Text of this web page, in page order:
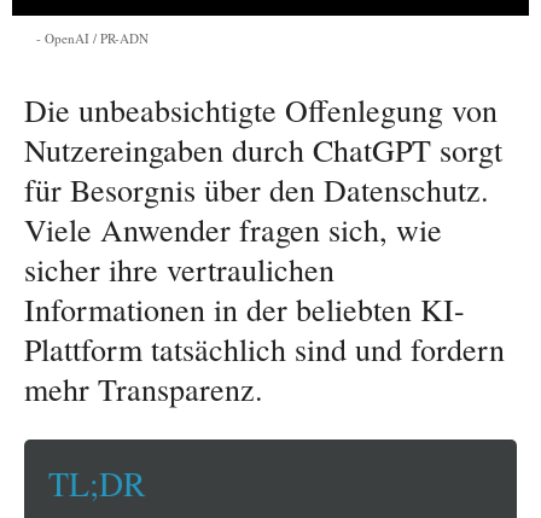
OpenAI / PR-ADN
Die unbeabsichtigte Offenlegung von
Nutzereingaben durch ChatGPT sorgt
für Besorgnis über den Datenschutz.
Viele Anwender fragen sich, wie
sicher ihre vertraulichen
Informationen in der beliebten KI-
Plattform tatsächlich sind und fordern
mehr Transparenz.
TL;DR